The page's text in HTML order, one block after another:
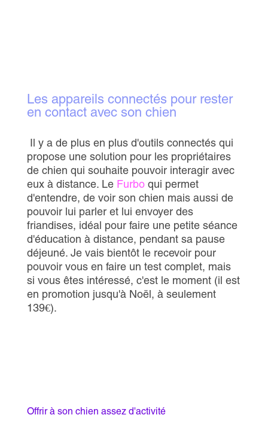
Les appareils connectés pour rester
en contact avec son chien
Il y a de plus en plus d'outils connectés qui
propose une solution pour les propriétaires
de chien qui souhaite pouvoir interagir avec
eux à distance. Le Furbo qui permet
d'entendre, de voir son chien mais aussi de
pouvoir lui parler et lui envoyer des
friandises, idéal pour faire une petite séance
d'éducation à distance, pendant sa pause
déjeuné. Je vais bientôt le recevoir pour
pouvoir vous en faire un test complet, mais
si vous êtes intéressé, c'est le moment (il est
en promotion jusqu'à Noël, à seulement
139€).
Offrir à son chien assez d'activité